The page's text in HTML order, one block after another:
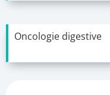
Oncologie digestive